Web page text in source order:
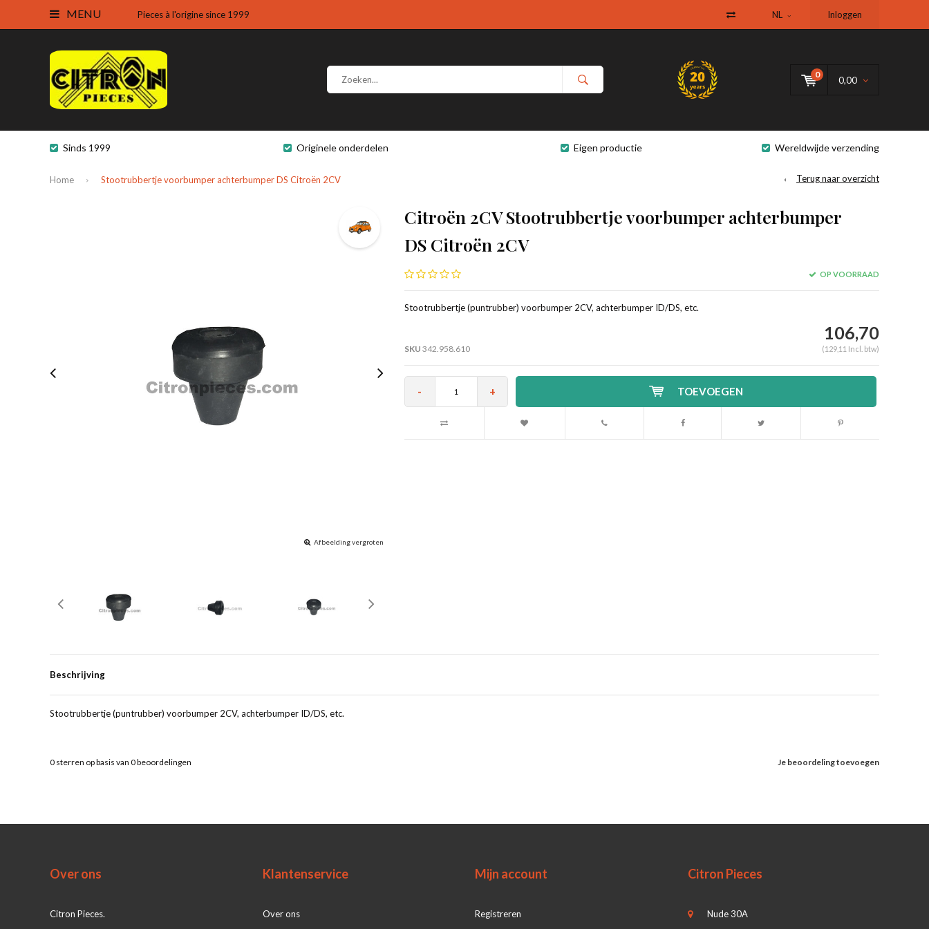
MENU Pieces à l'origine since 1999 NL Inloggen
0
0,00
Sinds 1999 Originele onderdelen Eigen productie Wereldwijde verzending
Home Stootrubbertje voorbumper achterbumper DS Citroën 2CV Terug naar overzicht
Afbeelding vergroten
Citroën 2CV Stootrubbertje voorbumper achterbumper
DS Citroën 2CV
OP VOORRAAD
Stootrubbertje (puntrubber) voorbumper 2CV, achterbumper ID/DS, etc.
SKU 342.958.610
106,70
(129,11 Incl. btw)
- + TOEVOEGEN
Beschrijving
Stootrubbertje (puntrubber) voorbumper 2CV, achterbumper ID/DS, etc.
Je beoordeling toevoegen
0 sterren op basis van 0beoordelingen
Over ons
Citron Pieces.
Klantenservice
Over ons
Mijn account
Registreren
Citron Pieces
Nude 30A